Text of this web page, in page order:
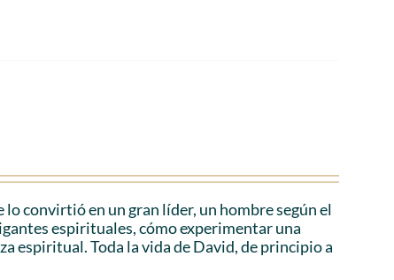
convirtió en un gran líder, un hombre según el
espirituales, cómo experimentar una
espiritual. Toda la vida de David, de principio a